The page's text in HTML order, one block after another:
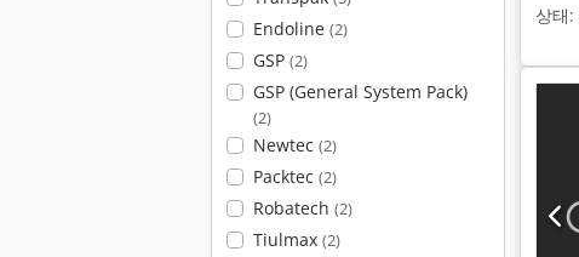
Endoline (2)
GSP (2)
GSP (General System Pack)
(2)
Newtec (2)
Packtec (2)
Robatech (2)
Tiulmax (2)
상태: